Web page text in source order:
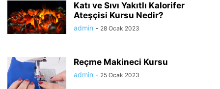
Katı ve Sıvı Yakıtlı Kalorifer
Ateşçisi Kursu Nedir?
admin - 28 Ocak 2023
Reçme Makineci Kursu
admin - 25 Ocak 2023